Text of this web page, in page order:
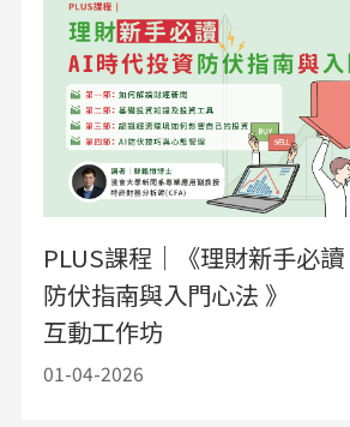
PLUS課程｜《理財新手必
防伏指南與入門心法 》
互動工作坊
01-04-2026